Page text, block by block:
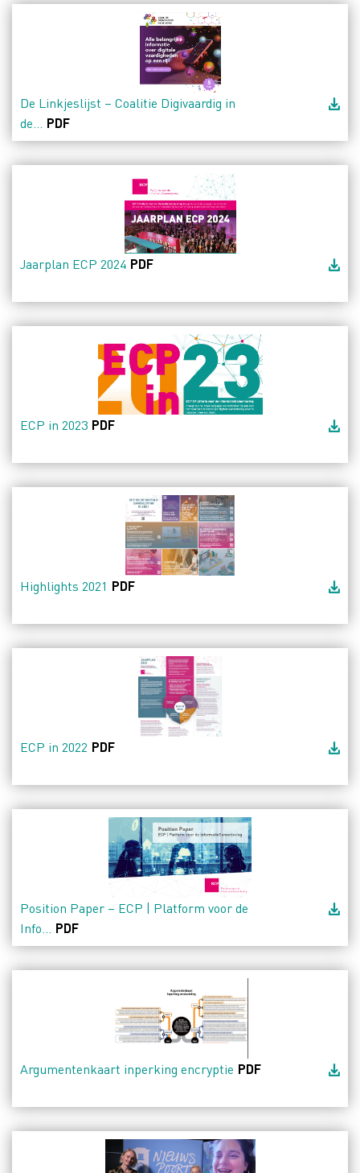
De Linkjeslijst – Coalitie Digivaardig in
de...
PDF
Jaarplan ECP 2024 PDF
ECP in 2023 PDF
Highlights 2021 PDF
ECP in 2022 PDF
Position Paper – ECP | Platform voor de
Info...
PDF
Argumentenkaart inperking encryptie PDF